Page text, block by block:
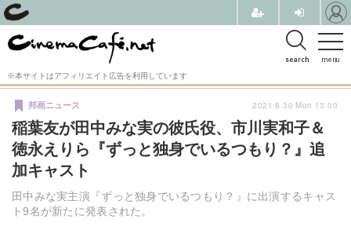
menu
search
※本サイトはアフィリエイト広告を利用しています
稲葉友が田中みな実の彼氏役、市川実和子＆
徳永えりら『ずっと独身でいるつもり？』追
加キャスト
田中みな実主演『ずっと独身でいるつもり？』に出演するキャス
ト9名が新たに発表された。
邦画ニュース 2021.8.30 Mon 13:00